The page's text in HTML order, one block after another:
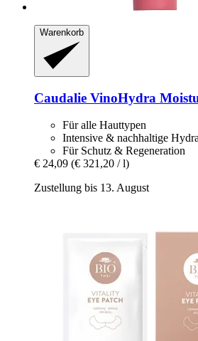
Warenkorb
Caudalie VinoHydra
Für alle Hauttypen
Intensive & nachhaltige
Für Schutz & Regeneration
€ 24,09 (€ 321,20 / l)
Zustellung bis 13. August